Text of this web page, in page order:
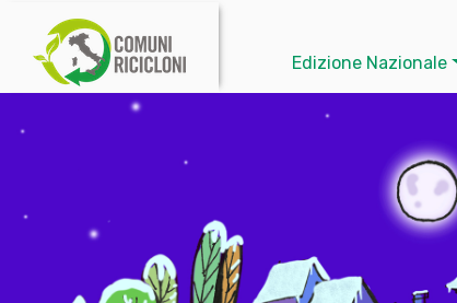
Edizione Nazionale